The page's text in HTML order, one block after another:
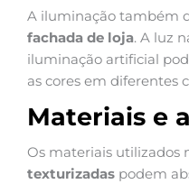
A iluminação também
fachada de loja. A luz
iluminação artificial
as cores em diferentes
Materiais e
Os materiais utilizados
texturizadas podem